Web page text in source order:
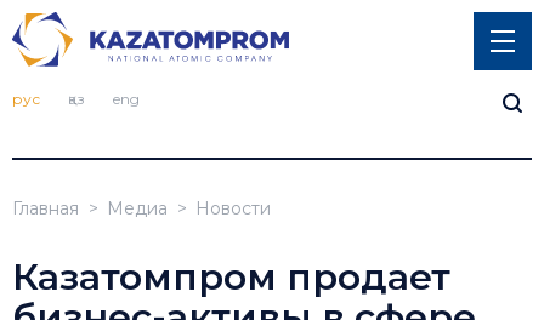
рус қаз eng
Главная Медиа Новости
Казатомпром продает